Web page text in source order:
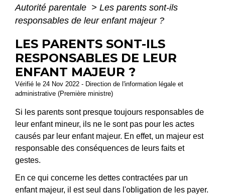
Autorité parentale > Les parents sont-ils
responsables de leur enfant majeur ?
LES PARENTS SONT-ILS
RESPONSABLES DE LEUR
ENFANT MAJEUR ?
Vérifié le 24 Nov 2022 - Direction de l'information légale et
administrative (Première ministre)
Si les parents sont presque toujours responsables de
leur enfant mineur, ils ne le sont pas pour les actes
causés par leur enfant majeur. En effet, un majeur est
responsable des conséquences de leurs faits et
gestes.
En ce qui concerne les dettes contractées par un
enfant majeur, il est seul dans l'obligation de les payer.